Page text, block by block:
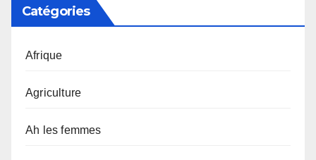
Catégories
Afrique
Agriculture
Ah les femmes